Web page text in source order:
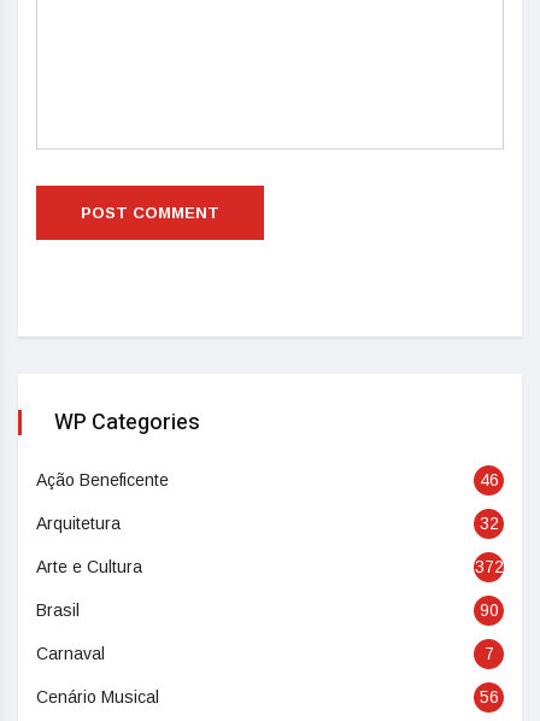
WP Categories
Ação Beneficente 46
Arquitetura 32
Arte e Cultura 372
Brasil 90
Carnaval 7
Cenário Musical 56